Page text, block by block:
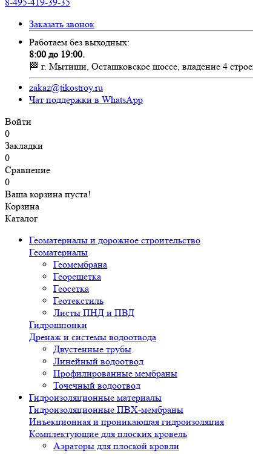
Заказать звонок
Работаем без выходных:
8:00 до 19:00.
🏁 г. Мытищи, Осташковское шоссе, владение 4
zakaz@tikostroy.ru
Чат поддержки в WhatsApp
Войти
0
Закладки
0
Сравнение
0
Ваша корзина пуста!
Корзина
Каталог
Геоматериалы и дорожное строительство
Геоматериалы
Геомембрана
Георешетка
Геосетка
Геотекстиль
Листы ПНД и ПВД
Гидрошпонки
Дренаж и системы водоотвода
Двустенные трубы
Линейный водоотвод
Профилированные мембраны
Точечный водоотвод
Гидроизоляционные материалы
Гидроизоляционные ПВХ-мембраны
Инъекционная и проникающая гидроизоляция
Комплектующие для плоских кровель
Аэраторы для плоской кровли